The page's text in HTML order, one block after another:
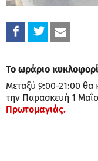
Το ωράριο
Μεταξύ 9:00-21:00 θα
την Παρασκευή 1
Πρωτομαγιάς.